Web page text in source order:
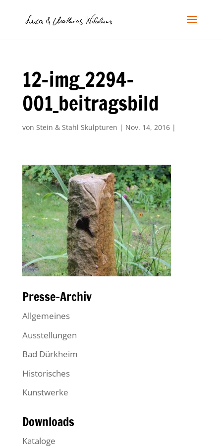
12-img_2294-
001_beitragsbild
von Stein & Stahl Skulpturen | Nov. 14, 2016|
Presse-Archiv
Allgemeines
Ausstellungen
Bad Dürkheim
Historisches
Kunstwerke
Downloads
Kataloge